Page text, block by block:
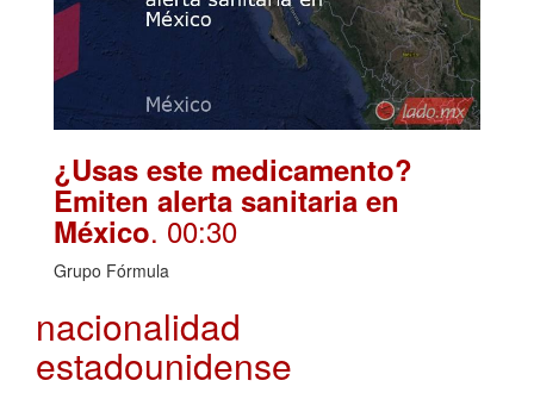
¿Usas este medicamento?
Emiten alerta sanitaria en
México. 00:30
Grupo Fórmula
nacionalidad
estadounidense